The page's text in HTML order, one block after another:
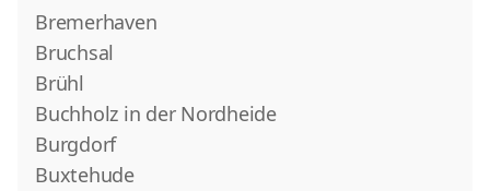
Bremerhaven
Bruchsal
Brühl
Buchholz in der Nordheide
Burgdorf
Buxtehude